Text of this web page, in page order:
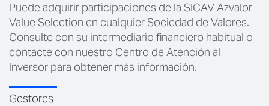
Puede adquirir participaciones de la SICAV Azvalor
Value Selection en cualquier Sociedad de Valores.
Consulte con su intermediario financiero habitual o
contacte con nuestro Centro de Atención al
Inversor para obtener más información.
Gestores